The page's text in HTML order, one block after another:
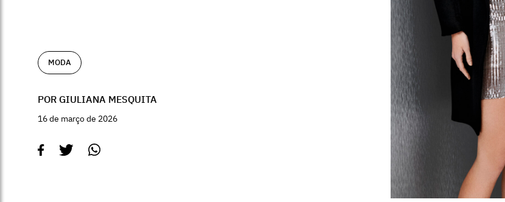
MODA
POR GIULIANA MESQUITA
16 de março de 2026